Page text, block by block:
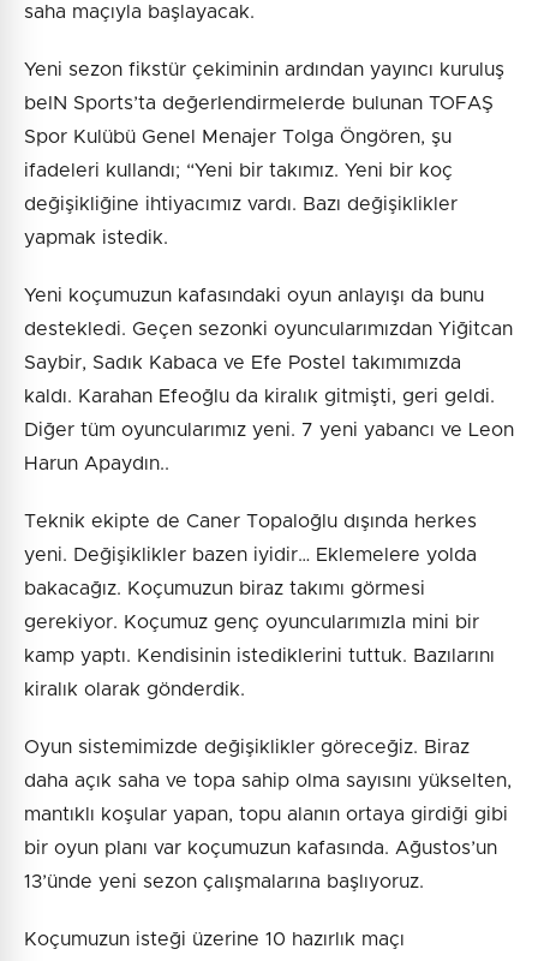
saha maçıyla başlayacak.
Yeni sezon fikstür çekiminin ardından yayıncı kuruluş
beIN Sports’ta değerlendirmelerde bulunan TOFAŞ
Spor Kulübü Genel Menajer Tolga Öngören, şu
ifadeleri kullandı; “Yeni bir takımız. Yeni bir koç
değişikliğine ihtiyacımız vardı. Bazı değişiklikler
yapmak istedik.
Yeni koçumuzun kafasındaki oyun anlayışı da bunu
destekledi. Geçen sezonki oyuncularımızdan Yiğitcan
Saybir, Sadık Kabaca ve Efe Postel takımımızda
kaldı. Karahan Efeoğlu da kiralık gitmişti, geri geldi.
Diğer tüm oyuncularımız yeni. 7 yeni yabancı ve Leon
Harun Apaydın..
Teknik ekipte de Caner Topaloğlu dışında herkes
yeni. Değişiklikler bazen iyidir… Eklemelere yolda
bakacağız. Koçumuzun biraz takımı görmesi
gerekiyor. Koçumuz genç oyuncularımızla mini bir
kamp yaptı. Kendisinin istediklerini tuttuk. Bazılarını
kiralık olarak gönderdik.
Oyun sistemimizde değişiklikler göreceğiz. Biraz
daha açık saha ve topa sahip olma sayısını yükselten,
mantıklı koşular yapan, topu alanın ortaya girdiği gibi
bir oyun planı var koçumuzun kafasında. Ağustos’un
13’ünde yeni sezon çalışmalarına başlıyoruz.
Koçumuzun isteği üzerine 10 hazırlık maçı